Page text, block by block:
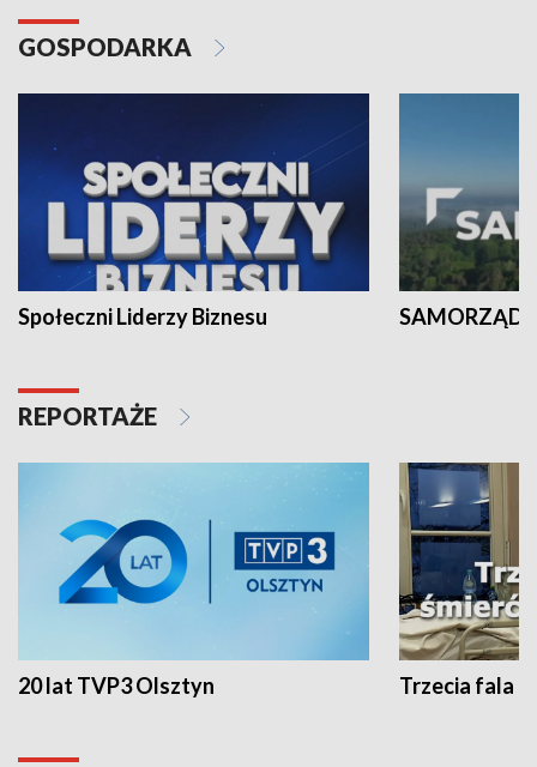
GOSPODARKA
Społeczni Liderzy Biznesu SAMORZĄD
REPORTAŻE
20 lat TVP3 Olsztyn Trzecia fala -